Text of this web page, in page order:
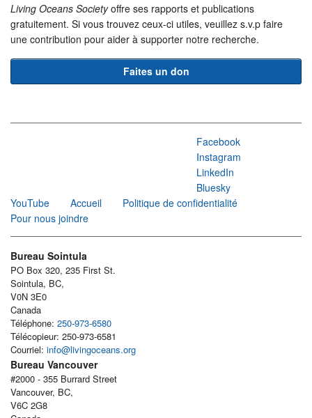
Living Oceans Societyoffre ses rapports et publications
gratuitement. Si vous trouvez ceux-ci utiles, veuillez s.v.p faire
une contribution pour aider à supporter notre recherche.
Faites un don
Facebook
Instagram
LinkedIn
Bluesky
YouTube
Accueil
Politique de confidentialité
Pour nous joindre
Bureau Sointula
PO Box 320, 235 First St.
Sointula, BC,
V0N 3E0
Canada
Téléphone: 250-973-6580
Télécopieur: 250-973-6581
Courriel: info@livingoceans.org
Bureau Vancouver
#2000 - 355 Burrard Street
Vancouver, BC,
V6C 2G8